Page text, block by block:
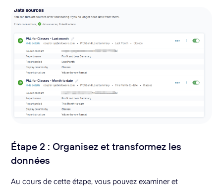
Étape 2 : Organisez et transformez les
données
Au cours de cette étape, vous pouvez examiner et